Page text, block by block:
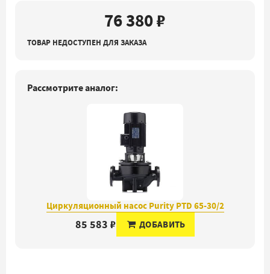
76 380 ₽
ТОВАР НЕДОСТУПЕН ДЛЯ ЗАКАЗА
Рассмотрите аналог:
Циркуляционный насос Purity PTD 65-30/2
85 583 ₽ ДОБАВИТЬ